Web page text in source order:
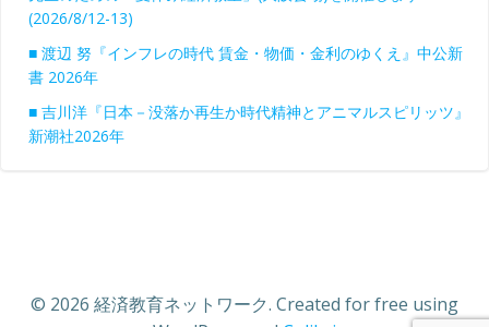
(2026/8/12-13)
■ 渡辺 努『インフレの時代 賃金・物価・金利のゆくえ』中公新
書 2026年
■ 吉川洋『日本－没落か再生か時代精神とアニマルスピリッツ』
新潮社2026年
© 2026 経済教育ネットワーク. Created for free using